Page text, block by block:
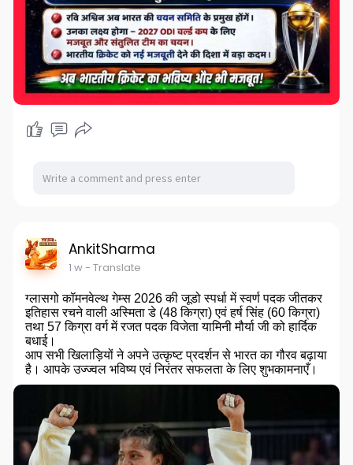
AnkitSharma
1 w- Translate
ग्लासगो कॉमनवेल्थ गेम्स 2026 की जूडो स्पर्धा में स्वर्ण पदक जीतकर
इतिहास रचने वाली अस्मिता डे (48 किग्रा) एवं हर्ष सिंह (60 किग्रा)
तथा 57 किग्रा वर्ग में रजत पदक विजेता यामिनी मौर्या जी को हार्दिक
बधाई।
आप सभी खिलाड़ियों ने अपने उत्कृष्ट प्रदर्शन से भारत का गौरव बढ़ाया
है। आपके उज्ज्वल भविष्य एवं निरंतर सफलता के लिए शुभकामनाएँ।